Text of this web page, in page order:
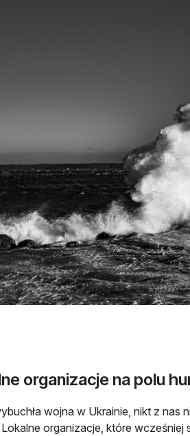
organizacje na polu
wojna w Ukrainie, nikt z nas
organizacje, które wcześniej